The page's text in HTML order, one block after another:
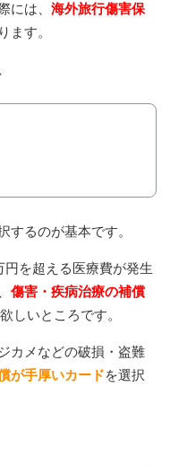
には、 海外旅行傷害保
ます。
するのが基本です。
を超える医療費が発生
傷害・疾病治療の補償
しいところです。
カメなどの破損・盗難
が手厚いカードを選択